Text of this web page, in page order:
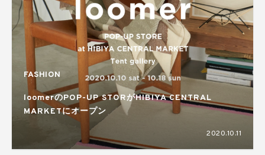
FASHION
loomerのPOP-UP STORがHIBIYA CENTRAL
MARKETにオープン
2020.10.11